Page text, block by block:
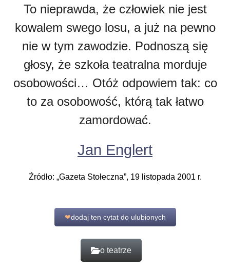
To nieprawda, że człowiek nie jest
kowalem swego losu, a już na pewno
nie w tym zawodzie. Podnoszą się
głosy, że szkoła teatralna morduje
osobowości… Otóż odpowiem tak: co
to za osobowość, którą tak łatwo
zamordować.
Jan Englert
Źródło: „Gazeta Stołeczna”, 19 listopada 2001 r.
❤dodaj ten cytat do ulubionych
o teatrze